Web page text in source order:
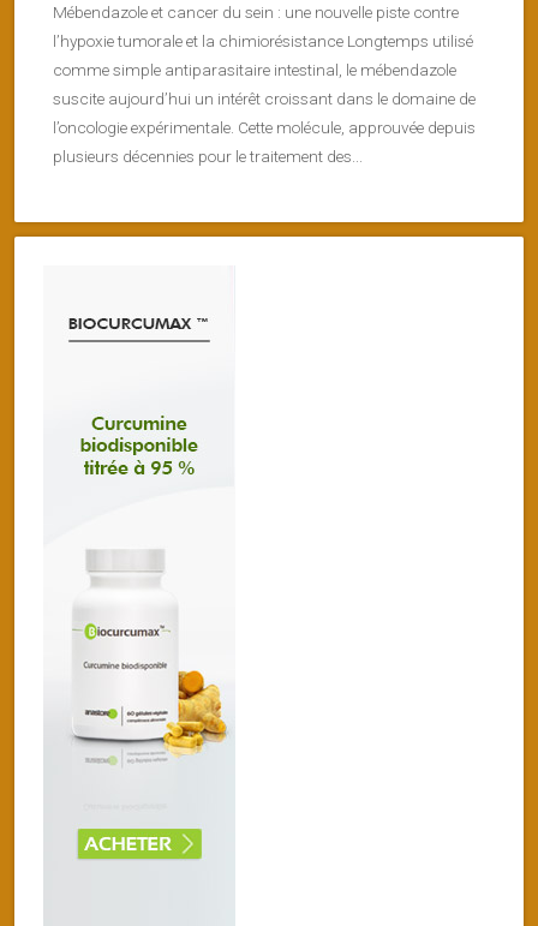
Mébendazole et cancer du sein : une nouvelle piste contre
l’hypoxie tumorale et la chimiorésistance Longtemps utilisé
comme simple antiparasitaire intestinal, le mébendazole
suscite aujourd’hui un intérêt croissant dans le domaine de
l’oncologie expérimentale. Cette molécule, approuvée depuis
plusieurs décennies pour le traitement des...